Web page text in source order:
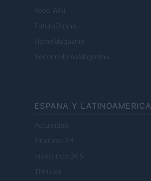
Food Wiki
FuturoDonna
HomeMagazine
SecondHomeMagazine
ESPANA Y LATINOAMERICA
Actualidad
Finanzas 24
Investindo 365
Think.es